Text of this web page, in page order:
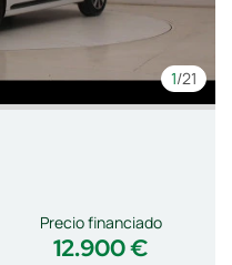
1/21
12.900 €
Precio financiado